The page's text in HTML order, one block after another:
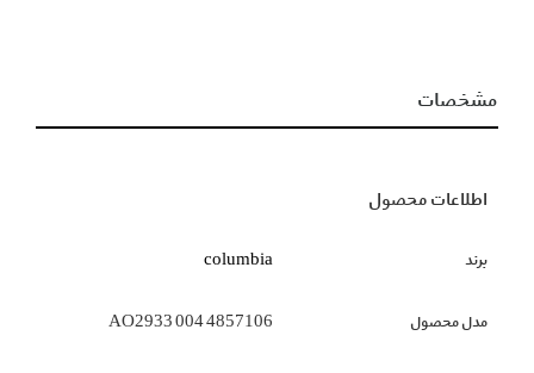
مشخصات
اطلاعات محصول
برند columbia
مدل محصول AO2933 004 4857106